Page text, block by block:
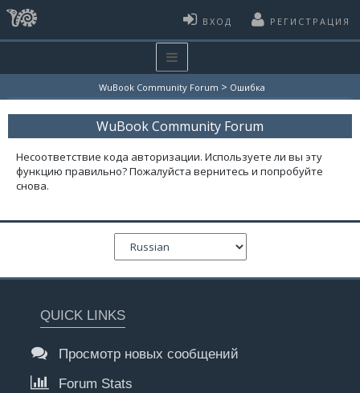
ВХОД РЕГИСТРАЦИЯ
WuBook Community Forum > Ошибка
WuBook Community Forum
Несоответствие кода авторизации. Используете ли вы эту
функцию правильно? Пожалуйста вернитесь и попробуйте
снова.
QUICK LINKS
Просмотр новых сообщений
Forum Stats